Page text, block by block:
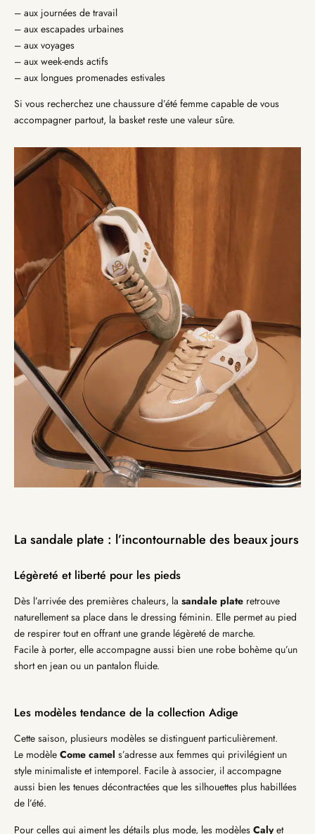
– aux journées de travail
– aux escapades urbaines
– aux voyages
– aux week-ends actifs
– aux longues promenades estivales
Si vous recherchez une chaussure d’été femme capable de vous
accompagner partout, la basket reste une valeur sûre.
La sandale plate : l’incontournable des beaux jours
Légèreté et liberté pour les pieds
Dès l’arrivée des premières chaleurs, la sandale plate retrouve
naturellement sa place dans le dressing féminin. Elle permet au pied
de respirer tout en offrant une grande légèreté de marche.
Facile à porter, elle accompagne aussi bien une robe bohème qu’un
short en jean ou un pantalon fluide.
Les modèles tendance de la collection Adige
Cette saison, plusieurs modèles se distinguent particulièrement.
Le modèle Come camel s’adresse aux femmes qui privilégient un
style minimaliste et intemporel. Facile à associer, il accompagne
aussi bien les tenues décontractées que les silhouettes plus habillées
de l’été.
Pour celles qui aiment les détails plus mode, les modèles Calyet